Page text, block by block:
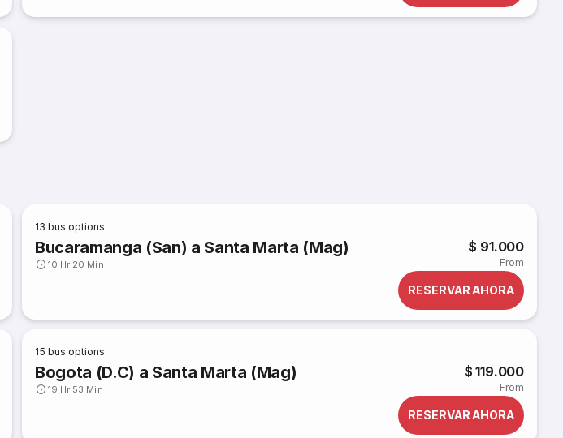
13 bus options
Bucaramanga (San) a Santa Marta (Mag)
10 Hr 20 Min
$ 91.000
From
RESERVAR AHORA
15 bus options
Bogota (D.C) a Santa Marta (Mag)
19 Hr 53 Min
$ 119.000
From
RESERVAR AHORA